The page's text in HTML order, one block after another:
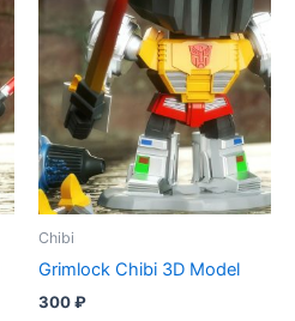
Chibi
Grimlock Chibi 3D Model
300₽